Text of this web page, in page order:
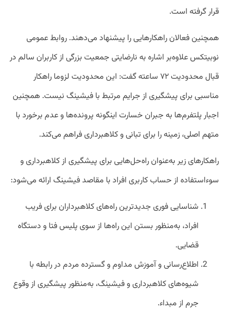
قرار گرفته است.
همچنین فعالان راهکارهایی را پیشنهاد می‌دهند. روابط عمومی
نوبیتکس علاوه‌بر اشاره به نارضایتی جمعیت بزرگی از کاربران سالم در
قبال محدودیت ۷۲ ساعته گفت: این محدودیت لزوما راهکار
مناسبی برای پیشگیری از جرایم مرتبط با فیشینگ نیست. همچنین
اجبار پلتفرم‌ها به جبران خسارت اینگونه پرونده‌ها و عدم برخورد با
متهم اصلی، زمینه را برای تبانی و کلاهبرداری فراهم می‌کند.
راهکارهای زیر به‌عنوان راه‌حل‌هایی برای پیشگیری از کلاهبرداری و
سوءاستفاده از حساب کاربری افراد با مقاصد فیشینگ ارائه می‌شود:
شناسایی فوری جدیدترین راه‌های کلاهبرداران برای فریب
افراد، به‌منظور بستن این راه‌ها از سوی پلیس فتا و دستگاه
قضایی.
اطلاع‌رسانی و آموزش مداوم و گسترده مردم در رابطه با
شیوه‌های کلاهبرداری و فیشینگ، به‌منظور پیشگیری از وقوع
جرم از مبداء.